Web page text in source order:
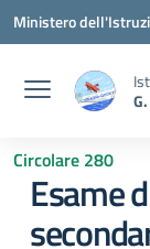
Vai ai contenuti
Vai al menu di
Vai al footer
Ministero
Circolare 280
Esame